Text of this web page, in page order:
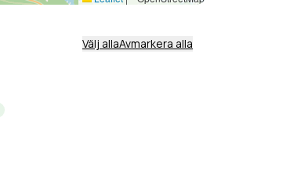
Välj allaAvmarkera alla